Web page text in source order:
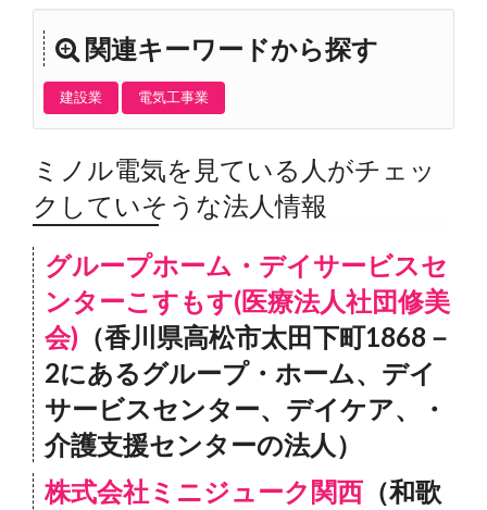
関連キーワードから探す
建設業 電気工事業
ミノル電気を見ている人がチェッ
クしていそうな法人情報
グループホーム・デイサービスセ
ンターこすもす(医療法人社団修美
会) （香川県高松市太田下町1868－
2にあるグループ・ホーム、デイ
サービスセンター、デイケア、・
介護支援センターの法人）
株式会社ミニジューク関西 （和歌